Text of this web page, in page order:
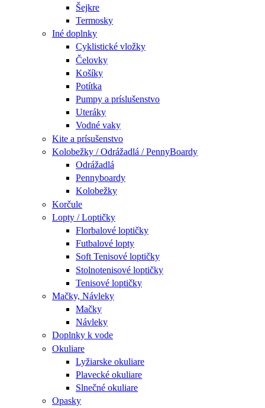
Šejkre
Termosky
Iné doplnky
Cyklistické vložky
Čelovky
Košíky
Potítka
Pumpy a príslušenstvo
Uteráky
Vodné vaky
Kite a prísušenstvo
Kolobežky / Odrážadlá / PennyBoardy
Odrážadlá
Pennyboardy
Kolobežky
Korčule
Lopty / Loptičky
Florbalové loptičky
Futbalové lopty
Soft Tenisové loptičky
Stolnotenisové loptičky
Tenisové loptičky
Mačky, Návleky
Mačky
Návleky
Doplnky k vode
Okuliare
Lyžiarske okuliare
Plavecké okuliare
Slnečné okuliare
Opasky